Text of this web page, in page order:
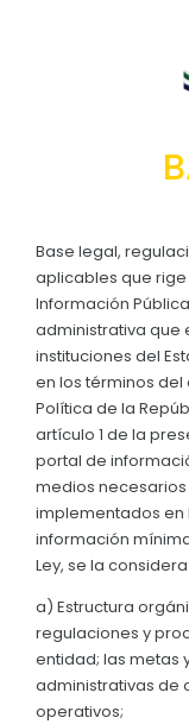
LA PARROQUIA
Historia
Historia Actual
Símbolos
GEOGRAFÍA
Ubicación
Clima
TRANSPARENCIA
GESTIÓN Y
GESTIÓN
Sesiones
Sesiones
GESTIÓN
Plan de
Plan Anual
MECANISMOS
CIUDADANÍA
Solicitud de
TURISMO
Base legal,
aplicables que rige
Información
administrativa que
instituciones del
en los términos del
Política de la
artículo 1 de la
portal de
medios
implementados en
información
Ley, se la
a) Estructura
regulaciones y
entidad; las metas
administrativas de
operativos;